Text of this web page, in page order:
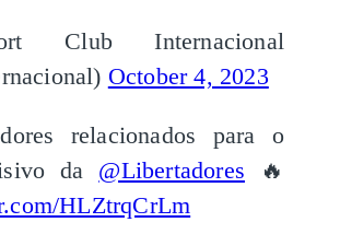
Club Internacional
October 4, 2023
relacionados para o
da @Libertadores 🔥
HLZtrqCrLm